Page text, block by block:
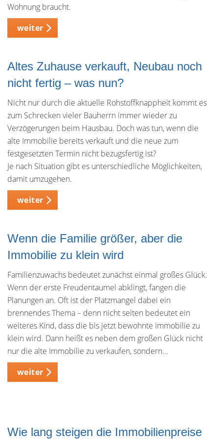
Wohnung braucht.
weiter
Altes Zuhause verkauft, Neubau noch
nicht fertig – was nun?
Nicht nur durch die aktuelle Rohstoffknappheit kommt es
zum Schrecken vieler Bauherrn immer wieder zu
Verzögerungen beim Hausbau. Doch was tun, wenn die
alte Immobilie bereits verkauft und die neue zum
festgesetzten Termin nicht bezugsfertig ist?
Je nach Situation gibt es unterschiedliche Möglichkeiten,
damit umzugehen.
weiter
Wenn die Familie größer, aber die
Immobilie zu klein wird
Familienzuwachs bedeutet zunächst einmal großes Glück.
Wenn der erste Freudentaumel abklingt, fangen die
Planungen an. Oft ist der Platzmangel dabei ein
brennendes Thema – denn nicht selten bedeutet ein
weiteres Kind, dass die bis jetzt bewohnte Immobilie zu
klein wird. Dann heißt es neben dem großen Glück nicht
nur die alte Immobilie zu verkaufen, sondern...
weiter
Wie lang steigen die Immobilienpreise